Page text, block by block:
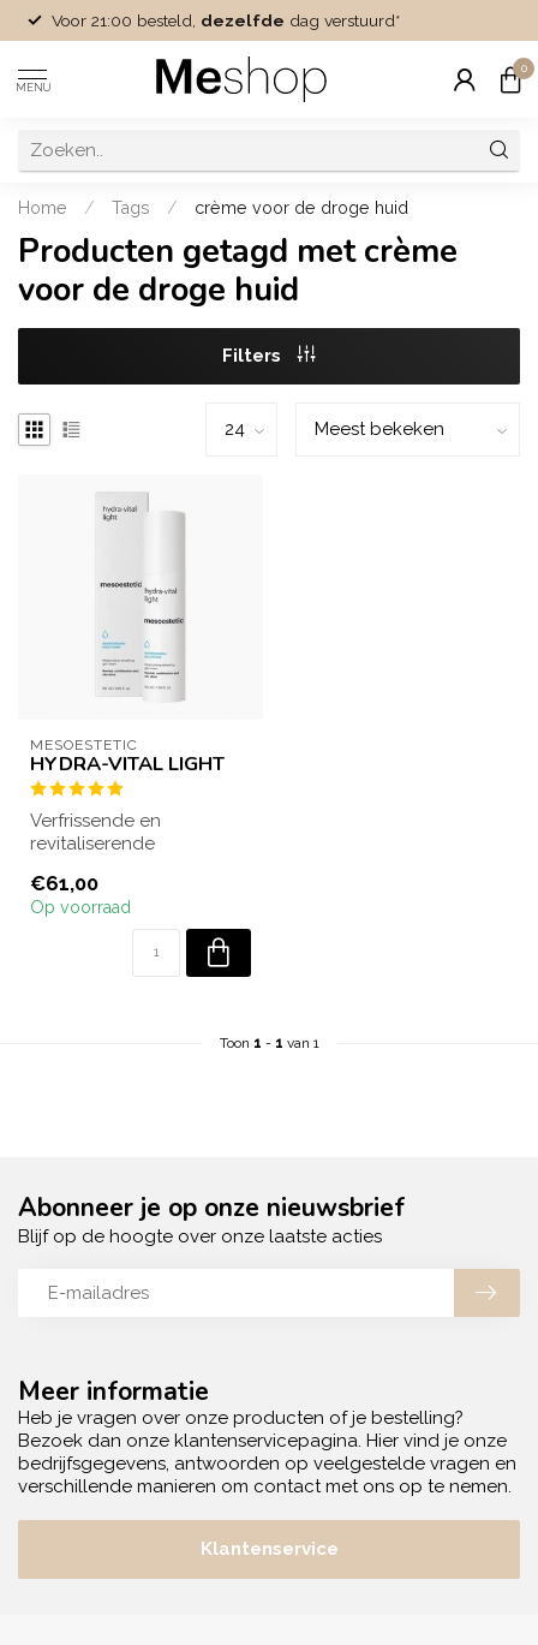
Voor 21:00 besteld, dezelfde dag verstuurd*
MENU
0
Home / Tags / crème voor de droge huid
Producten getagd met crème
voor de droge huid
Filters
MESOESTETIC
HYDRA-VITAL LIGHT
Verfrissende en
revitaliserende
Biedt hydratatie op kort...
€61,00
Op voorraad
Toon 1 - 1 van 1
Meer informatie
Heb je vragen over onze producten of je bestelling?
Bezoek dan onze klantenservicepagina. Hier vind je onze
bedrijfsgegevens, antwoorden op veelgestelde vragen en
verschillende manieren om contact met ons op te nemen.
Klantenservice
Abonneer je op onze nieuwsbrief
Blijf op de hoogte over onze laatste acties